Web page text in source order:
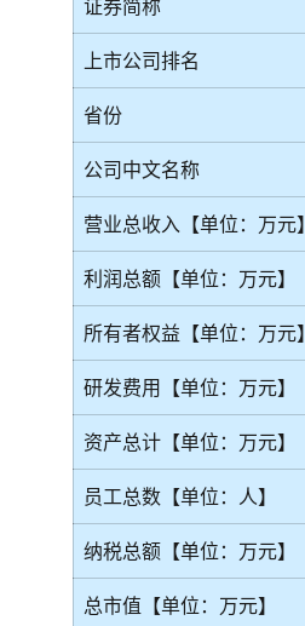
证券简称
上市公司排名
省份
公司中文名称
营业总收入【单位：万元】
利润总额【单位：万元】
所有者权益【单位：万元】
研发费用【单位：万元】
资产总计【单位：万元】
员工总数【单位：人】
纳税总额【单位：万元】
总市值【单位：万元】